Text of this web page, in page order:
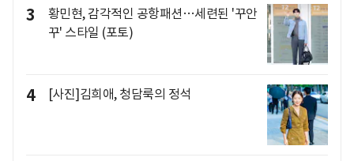
3
황민현, 감각적인 공항패션…세련된 '꾸안
꾸' 스타일 (포토)
4 [사진]김희애, 청담룩의 정석